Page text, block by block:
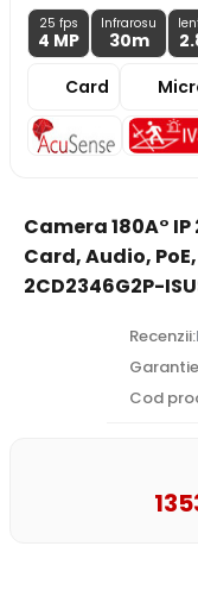
25 fps
4 MP
Infrarosu
30m
Card
Camera 180A° IP
Card, Audio,
2CD2346G2P-
Recenzii:
Cod